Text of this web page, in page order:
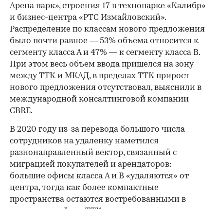
Арена парк», строения 17 в технопарке «Калибр»
и бизнес-центра «РТС Измайловский».
Распределение по классам нового предложения
было почти равное — 53% объема относится к
сегменту класса А и 47% — к сегменту класса В.
При этом весь объем ввода пришелся на зону
между ТТК и МКАД, в пределах ТТК прирост
нового предложения отсутствовал, выяснили в
международной консалтинговой компании
CBRE.
В 2020 году из-за перевода большого числа
сотрудников на удаленку наметился
разнонаправленный вектор, связанный с
миграцией покупателей и арендаторов:
большие офисы класса A и B «удаляются» от
центра, тогда как более компактные
пространства остаются востребованными в